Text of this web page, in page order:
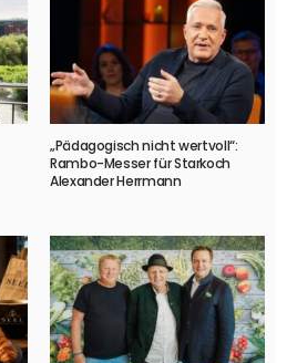
„Pädagogisch nicht wertvoll“:
Rambo-Messer für Starkoch
Alexander Herrmann